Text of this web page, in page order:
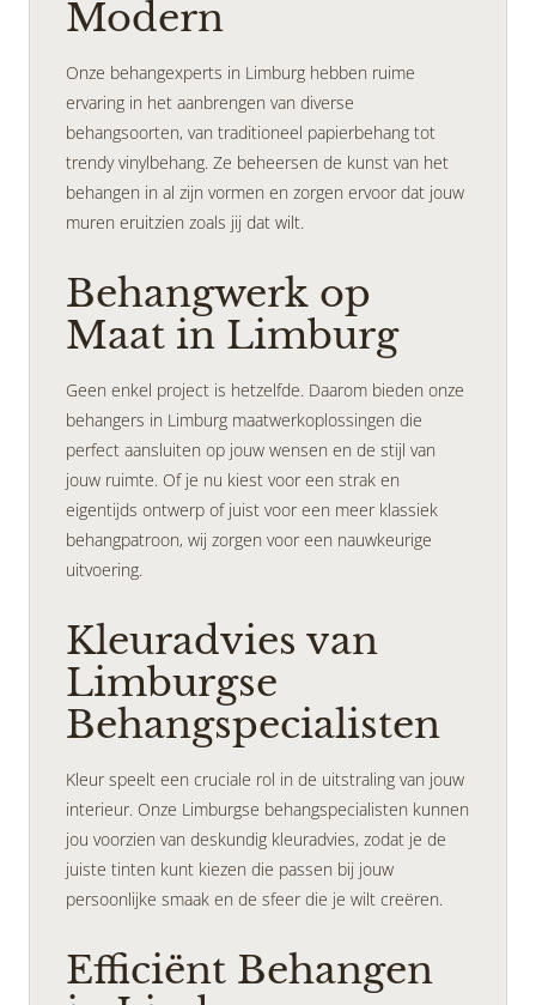
Modern
Onze behangexperts in Limburg hebben ruime
ervaring in het aanbrengen van diverse
behangsoorten, van traditioneel papierbehang tot
trendy vinylbehang. Ze beheersen de kunst van het
behangen in al zijn vormen en zorgen ervoor dat jouw
muren eruitzien zoals jij dat wilt.
Behangwerk op
Maat in Limburg
Geen enkel project is hetzelfde. Daarom bieden onze
behangers in Limburg maatwerkoplossingen die
perfect aansluiten op jouw wensen en de stijl van
jouw ruimte. Of je nu kiest voor een strak en
eigentijds ontwerp of juist voor een meer klassiek
behangpatroon, wij zorgen voor een nauwkeurige
uitvoering.
Kleuradvies van
Limburgse
Behangspecialisten
Kleur speelt een cruciale rol in de uitstraling van jouw
interieur. Onze Limburgse behangspecialisten kunnen
jou voorzien van deskundig kleuradvies, zodat je de
juiste tinten kunt kiezen die passen bij jouw
persoonlijke smaak en de sfeer die je wilt creëren.
Efficiënt Behangen